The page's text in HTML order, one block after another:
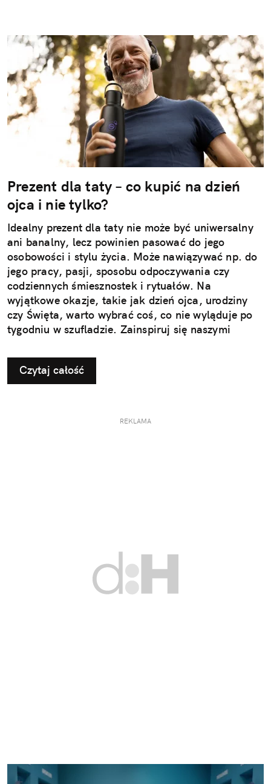
Prezent dla taty – co kupić na dzień
ojca i nie tylko?
Idealny prezent dla taty nie może być uniwersalny
ani banalny, lecz powinien pasować do jego
osobowości i stylu życia. Może nawiązywać np. do
jego pracy, pasji, sposobu odpoczywania czy
codziennych śmiesznostek i rytuałów. Na
wyjątkowe okazje, takie jak dzień ojca, urodziny
czy Święta, warto wybrać coś, co nie wyląduje po
tygodniu w szufladzie. Zainspiruj się naszymi
taty.
Czytaj całość
REKLAMA